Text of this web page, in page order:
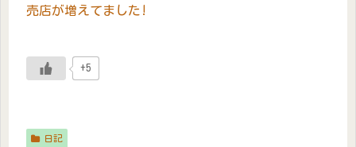
売店が増えてました!
+5
日記